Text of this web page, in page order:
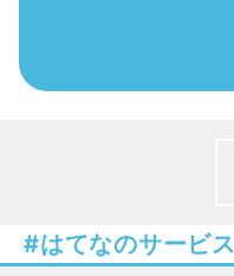
はてなのサービス